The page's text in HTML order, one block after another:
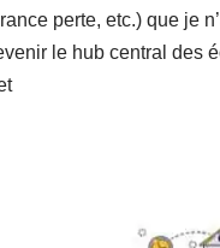
perte, etc.) que je
le hub central des